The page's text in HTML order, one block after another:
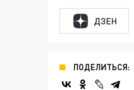
ДЗЕН
ПОДЕЛИТЬСЯ: